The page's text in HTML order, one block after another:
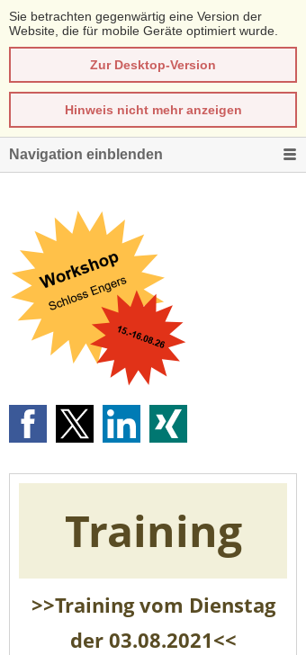
Sie betrachten gegenwärtig eine Version der
Website, die für mobile Geräte optimiert wurde.
Zur Desktop-Version
Hinweis nicht mehr anzeigen
Navigation einblenden
Training
>>Training vom Dienstag
der 03.08.2021<<